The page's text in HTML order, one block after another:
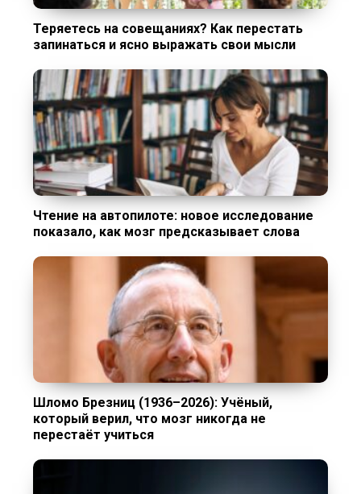
Теряетесь на совещаниях? Как перестать
запинаться и ясно выражать свои мысли
Чтение на автопилоте: новое исследование
показало, как мозг предсказывает слова
Шломо Брезниц (1936–2026): Учёный,
который верил, что мозг никогда не
перестаёт учиться